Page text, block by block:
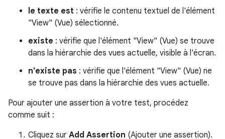
le texte est : vérifie le contenu textuel de l'élément
"View" (Vue) sélectionné.
existe : vérifie que l'élément "View" (Vue) se trouve
dans la hiérarchie des vues actuelle, visible à l'écran.
n'existe pas : vérifie que l'élément "View" (Vue) ne
se trouve pas dans la hiérarchie des vues actuelle.
Pour ajouter une assertion à votre test, procédez
comme suit :
Cliquez sur Add Assertion (Ajouter une assertion).